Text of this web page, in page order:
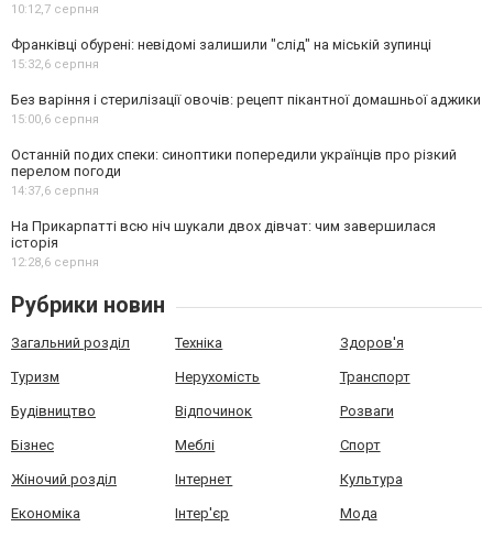
10:12,7 серпня
Франківці обурені: невідомі залишили "слід" на міській зупинці
15:32,6 серпня
Без варіння і стерилізації овочів: рецепт пікантної домашньої аджики
15:00,6 серпня
Останній подих спеки: синоптики попередили українців про різкий
перелом погоди
14:37,6 серпня
На Прикарпатті всю ніч шукали двох дівчат: чим завершилася
історія
12:28,6 серпня
Рубрики новин
Загальний розділ Техніка Здоров'я
Туризм Нерухомість Транспорт
Будівництво Відпочинок Розваги
Бізнес Меблі Спорт
Жіночий розділ Інтернет Культура
Економіка Інтер'єр Мода